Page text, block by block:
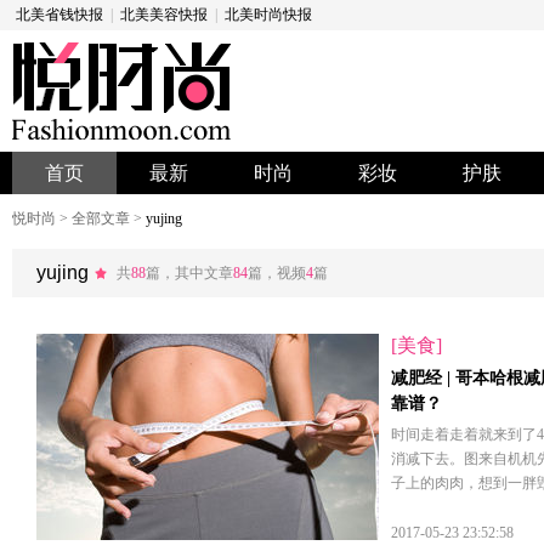
北美省钱快报 北美美容快报 北美时尚快报
首页 最新 时尚 彩妆 护肤
悦时尚 > 全部文章 > yujing
yujing 共88篇，其中文章84篇，视频4篇
[美食]
减肥经 | 哥本哈根
靠谱？
时间走着走着就来到了
消减下去。图来自机机
子上的肉肉，想到一胖
2017-05-23 23:52:58